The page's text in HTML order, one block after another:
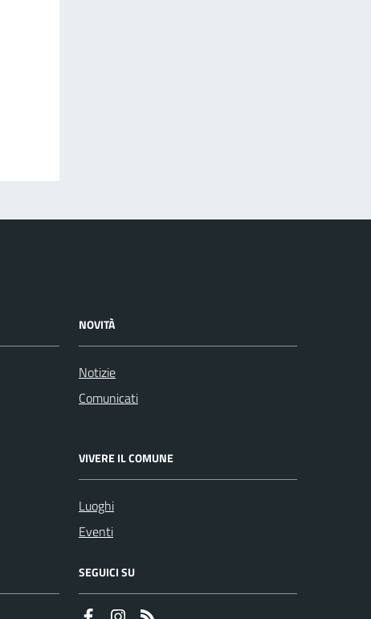
NOVITÀ
Notizie
Comunicati
VIVERE IL COMUNE
Luoghi
Eventi
SEGUICI SU